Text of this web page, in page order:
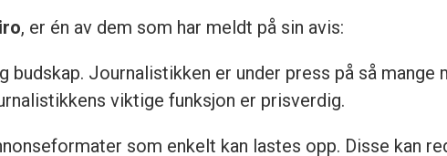
, er én av dem som har meldt på sin avis:
budskap. Journalistikken er under press på så mange
viktige funksjon er prisverdig.
som enkelt kan lastes opp. Disse kan